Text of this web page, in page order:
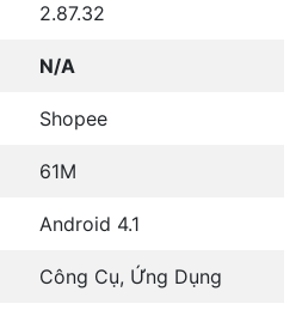
2.87.32
N/A
Shopee
61M
Android 4.1
Công Cụ, Ứng Dụng